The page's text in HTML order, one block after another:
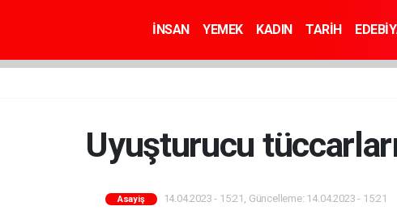
İNSAN YEMEK KADIN TARİH
Uyuşturucu
Asayiş 14.04.2023 - 15:21, Güncelleme: 14.04.2023 - 15:21